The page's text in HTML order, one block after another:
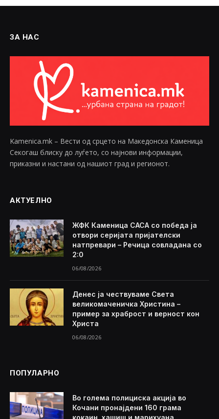
ЗА НАС
Kamenica.mk – Вести од срцето на Македонска Каменица
Секогаш блиску до луѓето, со најнови информации,
приказни и настани од нашиот град и регионот.
АКТУЕЛНО
ЖФК Каменица САСА со победа ја
отвори серијата пријателски
натпревари – Речица совладана со
2:0
06/08/2026
Денес ја чествуваме Света
великомаченичка Христина –
пример за храброст и верност кон
Христа
06/08/2026
ПОПУЛАРНО
Во голема полициска акција во
Кочани пронајдени 160 грама
кокаин, хашиш и марихуана